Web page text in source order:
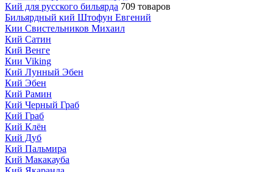
Кий для русского бильярда 709 товаров
Бильярдный кий Штофун Евгений
Кии Свистельников Михаил
Кий Сатин
Кий Венге
Кии Viking
Кий Лунный Эбен
Кий Эбен
Кий Рамин
Кий Черный Граб
Кий Граб
Кий Клён
Кий Дуб
Кий Пальмира
Кий Макакауба